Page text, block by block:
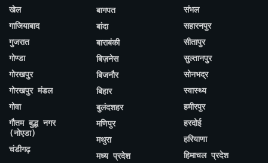
खेल
गाजियाबाद
गुजरात
गोण्डा
गोरखपुर
गोरखपुर मंडल
गोवा
गौतम बुद्ध नगर
(नोएडा)
चंडीगढ़
बागपत
बांदा
बाराबंकी
बिज़नेस
बिजनौर
बिहार
बुलंदशहर
मणिपुर
मथुरा
मध्य प्रदेश
संभल
सहारनपुर
सीतापुर
सुल्तानपुर
सोनभद्र
स्वास्थ्य
हमीरपुर
हरदोई
हरियाणा
हिमाचल प्रदेश